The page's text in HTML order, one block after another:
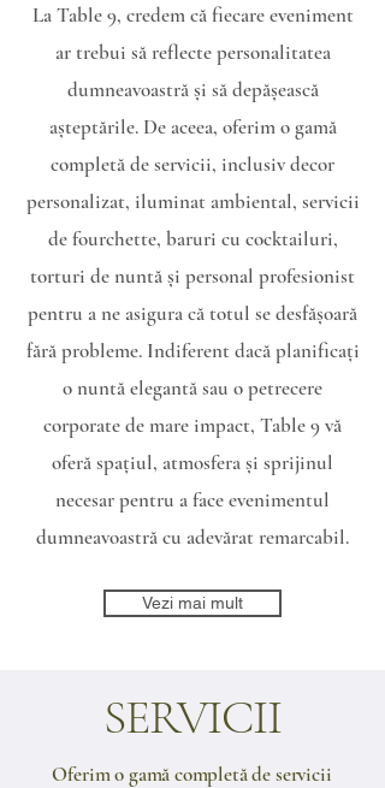
La Table 9, credem că fiecare eveniment
ar trebui să reflecte personalitatea
dumneavoastră și să depășească
așteptările. De aceea, oferim o gamă
completă de servicii, inclusiv decor
personalizat, iluminat ambiental, servicii
de fourchette, baruri cu cocktailuri,
torturi de nuntă și personal profesionist
pentru a ne asigura că totul se desfășoară
fără probleme. Indiferent dacă planificați
o nuntă elegantă sau o petrecere
corporate de mare impact, Table 9 vă
oferă spațiul, atmosfera și sprijinul
necesar pentru a face evenimentul
dumneavoastră cu adevărat remarcabil.
Vezi mai mult
SERVICII
​Oferim o gamă completă de servicii